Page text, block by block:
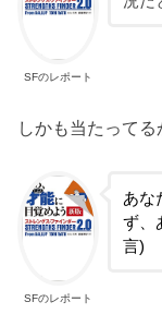
SFのレポート
しかも当たってる
SFのレポート
あな
ず、
言)